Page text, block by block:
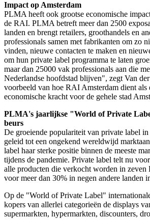
Impact op Amsterdam
PLMA heeft ook grootse economische
de RAI. PLMA betreft meer dan 2500
landen en brengt retailers, groothandels en
professionals samen met fabrikanten om zo
vinden, nieuwe contacten te maken en
om hun private label programma te laten
maar dan 25000 vak professionals aan die
Nederlandse hoofdstad blijven", zegt Van
voorbeeld van hoe RAI Amsterdam dient als
economische kracht voor de gehele stad
PLMA's jaarlijkse "World of Private
beurs
De groeiende populariteit van private label in
geleid tot een ongekend wereldwijd
label haar sterke positie binnen de meeste
tijdens de pandemie. Private label telt nu
alle producten die verkocht worden in zeven
voor meer dan 30% in negen andere landen
Op de "World of Private Label"
kopers van allerlei categorieën de displays
supermarkten, hypermarkten, discounters,